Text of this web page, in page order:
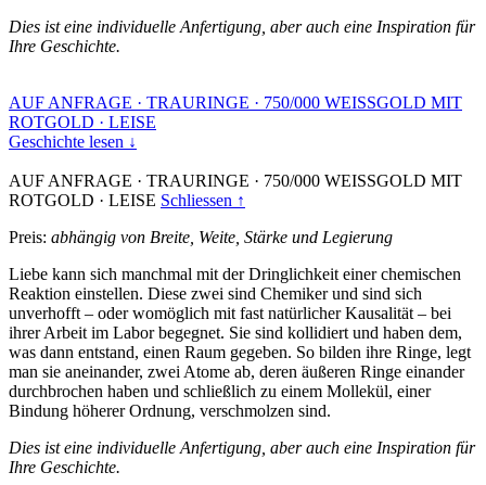
Dies ist eine individuelle Anfertigung, aber auch eine Inspiration für
Ihre Geschichte.
AUF ANFRAGE · TRAURINGE · 750/000 WEISSGOLD MIT
ROTGOLD · LEISE
Geschichte lesen ↓
AUF ANFRAGE · TRAURINGE · 750/000 WEISSGOLD MIT
ROTGOLD · LEISE Schliessen ↑
Preis: abhängig von Breite, Weite, Stärke und Legierung
Liebe kann sich manchmal mit der Dringlichkeit einer chemischen
Reaktion einstellen. Diese zwei sind Chemiker und sind sich
unverhofft – oder womöglich mit fast natürlicher Kausalität – bei
ihrer Arbeit im Labor begegnet. Sie sind kollidiert und haben dem,
was dann entstand, einen Raum gegeben. So bilden ihre Ringe, legt
man sie aneinander, zwei Atome ab, deren äußeren Ringe einander
durchbrochen haben und schließlich zu einem Mollekül, einer
Bindung höherer Ordnung, verschmolzen sind.
Dies ist eine individuelle Anfertigung, aber auch eine Inspiration für
Ihre Geschichte.